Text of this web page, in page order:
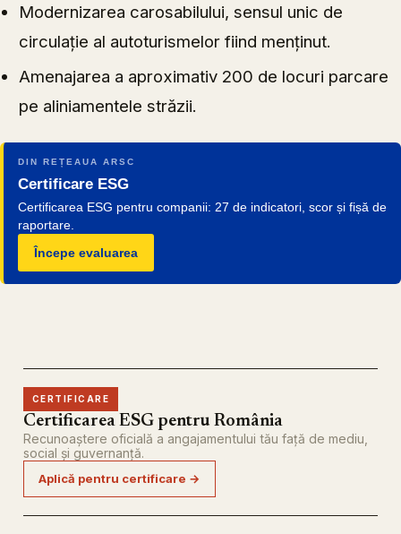
Modernizarea carosabilului, sensul unic de
circulație al autoturismelor fiind menținut.
Amenajarea a aproximativ 200 de locuri parcare
pe aliniamentele străzii.
DIN REȚEAUA ARSC
Certificare ESG
Certificarea ESG pentru companii: 27 de indicatori, scor și fișă de
raportare.
Începe evaluarea
CERTIFICARE
Certificarea ESG pentru România
Recunoaștere oficială a angajamentului tău față de mediu,
social și guvernanță.
Aplică pentru certificare →